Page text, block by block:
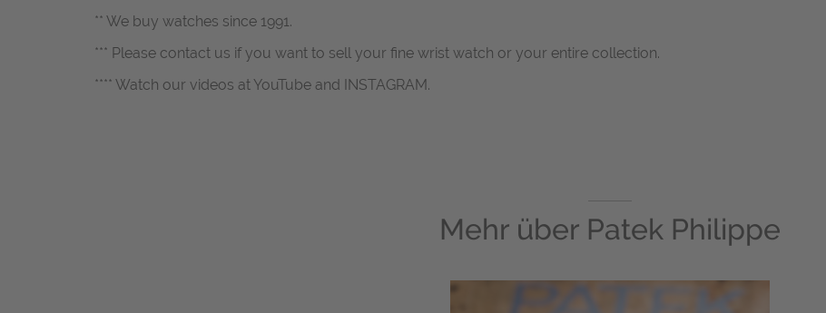
** We buy watches since 1991.
*** Please contact us if you want to sell your fine wrist watch or your entire collection.
**** Watch our videos at YouTube and INSTAGRAM.
Mehr über Patek Philippe